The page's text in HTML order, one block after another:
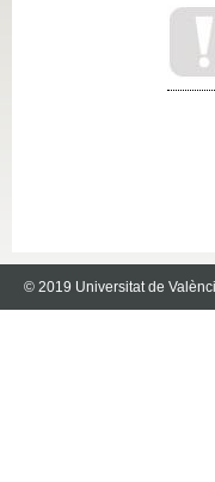
© 2019 Universitat de